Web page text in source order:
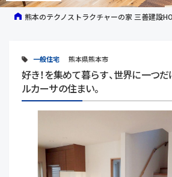
熊本のテクノストラクチャーの家 三善建設
一般住宅 熊本県熊本市
好き！を集めて暮らす、世界に一つだ
ルカーサの住まい。